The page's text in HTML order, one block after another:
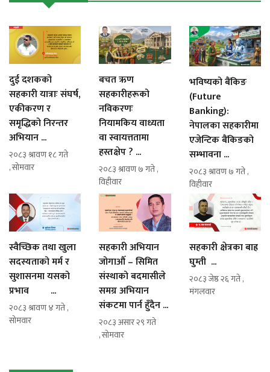
दुई दशकको
सहकारी यात्राः संघर्ष,
एकीकरण र
समृद्धिको निरन्तर
अभियान ...
२०८३ श्रावण १८ गते
, सोमवार
बचत ऋण
सहकारीहरूको
नविकरणः
नियामकिय वाध्यता
वा स्वायत्ततामा
हस्तक्षेप ? ...
२०८३ श्रावण ७ गते ,
विहीवार
भविष्यको बैंकिङ
(Future
Banking):
नेपालका सहकारीमा
एजेन्टिक बैंकिङको
सम्भावना ...
२०८३ श्रावण ७ गते ,
विहीवार
स्वैच्छिक तथा खुला
सदस्यताको मर्म र
सुशासनमा यसको
प्रभाव ...
२०८३ श्रावण ४ गते ,
सोमवार
सहकारी अभियान
जोगाऔँ – सिमित
संस्थाको बदमासीले
समग्र अभियान
संकटमा पार्न हुँदैन ...
२०८३ असार २९ गते
, सोमवार
सहकारी क्षेत्रका बाह्र
घुम्ती ...
२०८३ जेष्ठ २६ गते ,
मंगलवार